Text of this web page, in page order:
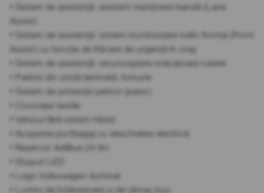
• Sistem de asistență: asistent menținere bandă (Lane
Assist)
• Sistem de asistență: sistem monitorizare trafic frontal (Front
Assist) cu funcție de frânare de urgență în oraș
• Sistem de asistență: recunoaștere indicatoare rutiere
• Parbriz din sticlă laminată, fumurie
• Sistem de protecție pietoni (pasiv)
• Covorașe textile
• Vehicul fără sistem hibrid
• Acoperire portbagaj cu deschidere electrică
• Rezervor AdBlue 24 litri
• Stopuri LED
• Logo Volkswagen iluminat
• Lumini de întâmpinare și de rămas bun